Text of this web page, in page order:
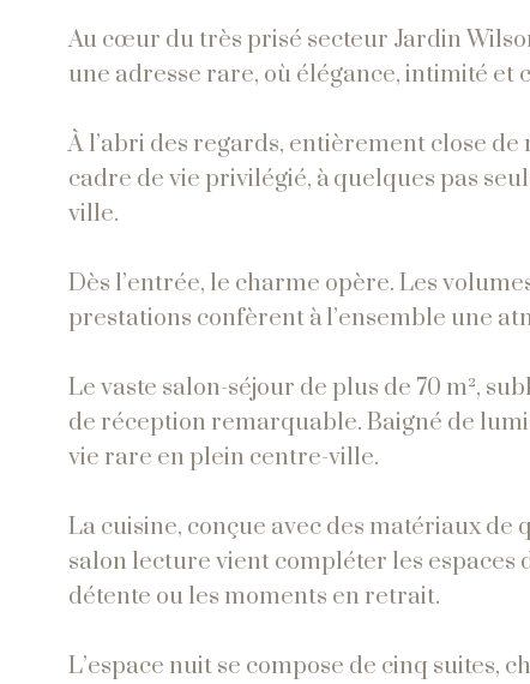
Au cœur du très prisé secteur Jardin
une adresse rare, où élégance, intimité et
À l’abri des regards, entièrement close
cadre de vie privilégié, à quelques pas
ville.
Dès l’entrée, le charme opère. Les
prestations confèrent à l’ensemble une
Le vaste salon-séjour de plus de 70 m²,
de réception remarquable. Baigné de
vie rare en plein centre-ville.
La cuisine, conçue avec des matériaux de
salon lecture vient compléter les
détente ou les moments en retrait.
L’espace nuit se compose de cinq suites,